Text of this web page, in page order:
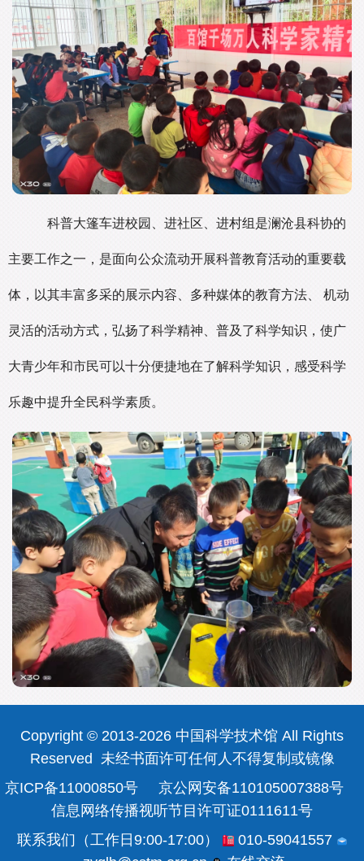
科普大篷车进校园、进社区、进村组是澜沧县科协的
主要工作之一，是面向公众流动开展科普教育活动的重要载
体，以其丰富多采的展示内容、多种媒体的教育方法、 机动
灵活的活动方式，弘扬了科学精神、普及了科学知识，使广
大青少年和市民可以十分便捷地在了解科学知识，感受科学
乐趣中提升全民科学素质。
Copyright © 2013-2026 中国科学技术馆 All Rights
Reserved 未经书面许可任何人不得复制或镜像
京ICP备11000850号京公网安备110105007388号
信息网络传播视听节目许可证0111611号
联系我们（工作日9:00-17:00）
010-59041557